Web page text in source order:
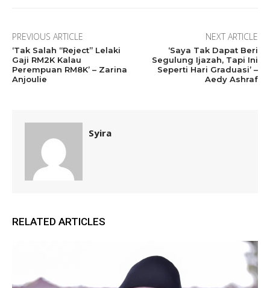
PREVIOUS ARTICLE
‘Tak Salah “Reject” Lelaki
Gaji RM2K Kalau
Perempuan RM8K’ – Zarina
Anjoulie
NEXT ARTICLE
‘Saya Tak Dapat Beri
Segulung Ijazah, Tapi Ini
Seperti Hari Graduasi’ –
Aedy Ashraf
Syira
RELATED ARTICLES